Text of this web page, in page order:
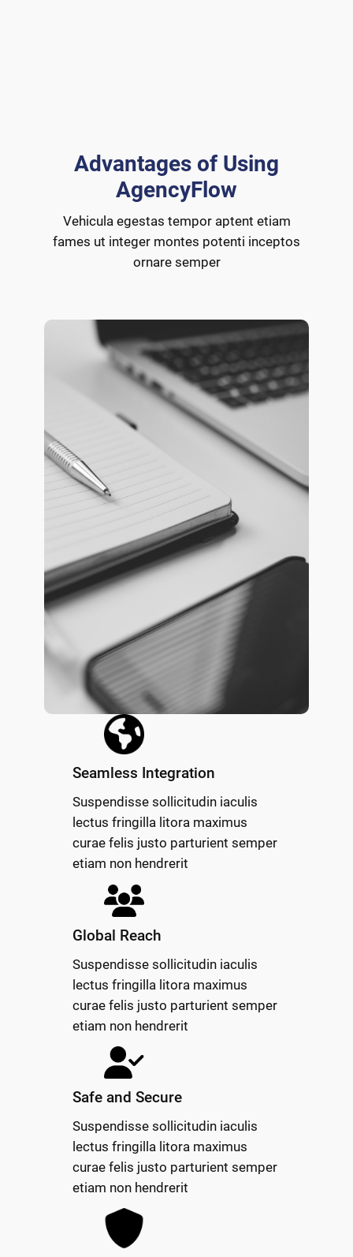
Advantages of Using
AgencyFlow
Vehicula egestas tempor aptent etiam
fames ut integer montes potenti inceptos
ornare semper
Seamless Integration
Suspendisse sollicitudin iaculis
lectus fringilla litora maximus
curae felis justo parturient semper
etiam non hendrerit
Global Reach
Suspendisse sollicitudin iaculis
lectus fringilla litora maximus
curae felis justo parturient semper
etiam non hendrerit
Safe and Secure
Suspendisse sollicitudin iaculis
lectus fringilla litora maximus
curae felis justo parturient semper
etiam non hendrerit